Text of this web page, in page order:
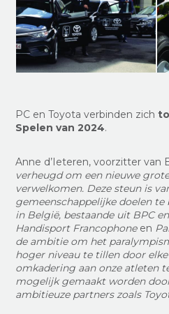
PC en Toyota verbinden zich
Spelen van 2024.
Anne d’Ieteren, voorzitter van
verheugd om een nieuwe
verwelkomen. Deze steun is
gemeenschappelijke doelen
in België, bestaande uit BPC
Handisport Francophone en
de ambitie om het
hoger niveau te tillen door
omkadering aan onze atleten
mogelijk gemaakt worden
ambitieuze partners zoals